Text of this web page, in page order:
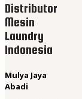
Distributor
Mesin
Laundry
Indonesia
Mulya Jaya
Abadi